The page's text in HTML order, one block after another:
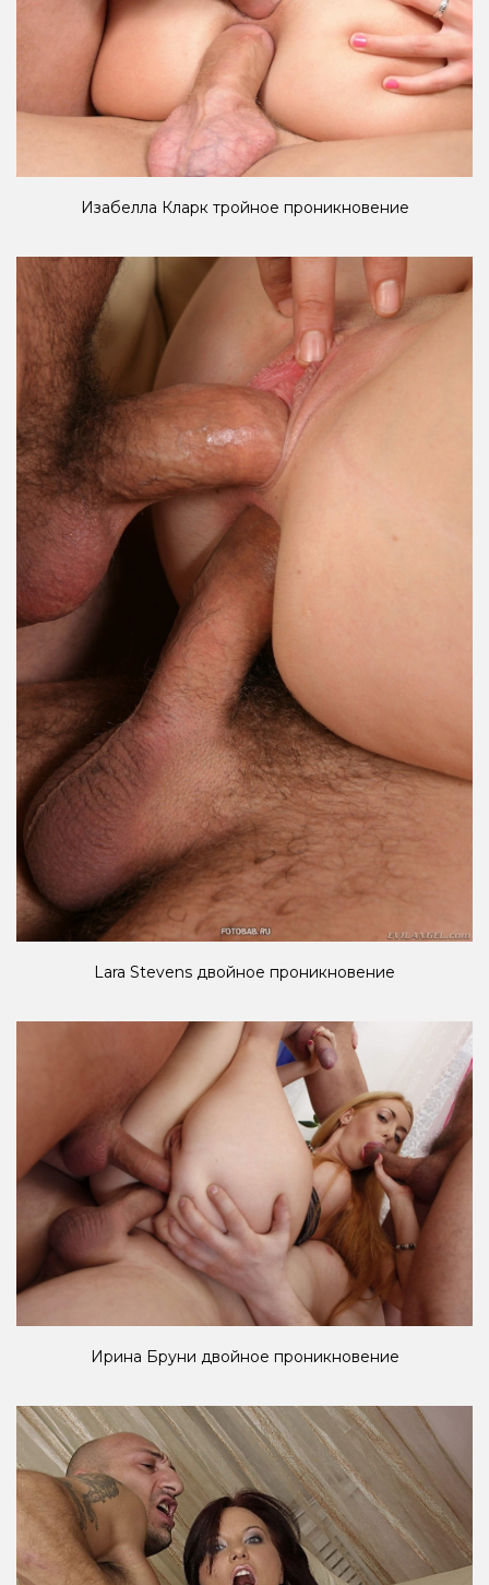
Изабелла Кларк тройное проникновение
Lara Stevens двойное проникновение
Ирина Бруни двойное проникновение